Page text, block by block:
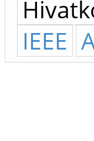
IEEE